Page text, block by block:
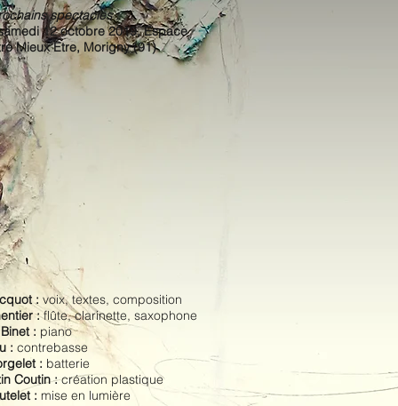
spectacles :
12 octobre 2019, Espace
Mieux Etre, Morigny (91)
: voix, textes, composition
:flûte, clarinette, saxophone
: piano
: contrebasse
: batterie
Coutin :création plastique
: mise en lumière